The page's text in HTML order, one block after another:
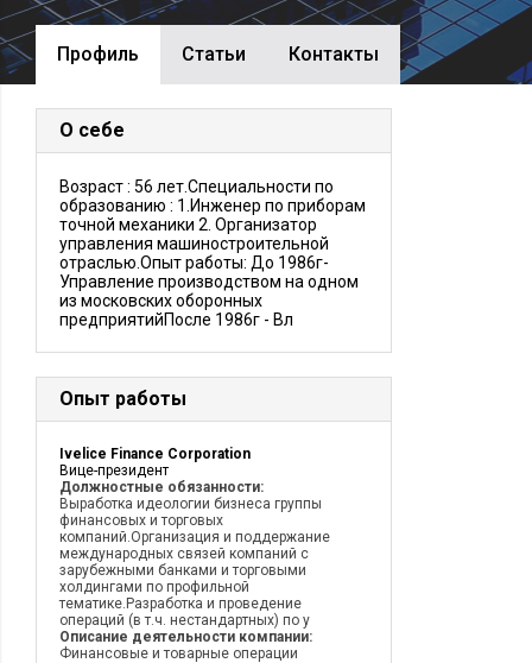
Профиль Cтатьи Контакты
О себе
Возраст : 56 лет.Специальности по
образованию : 1.Инженер по приборам
точной механики 2. Организатор
управления машиностроительной
отраслью.Опыт работы: До 1986г-
Управление производством на одном
из московских оборонных
предприятийПосле 1986г - Вл
Опыт работы
Ivelice Finance Corporation
Вице-президент
Должностные обязанности:
Выработка идеологии бизнеса группы
финансовых и торговых
компаний.Организация и поддержание
международных связей компаний с
зарубежными банками и торговыми
холдингами по профильной
тематике.Разработка и проведение
операций (в т.ч. нестандартных) по у
Описание деятельности компании:
Финансовые и товарные операции